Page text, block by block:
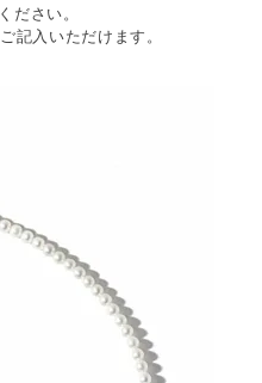
ださい。
記入いただけます。